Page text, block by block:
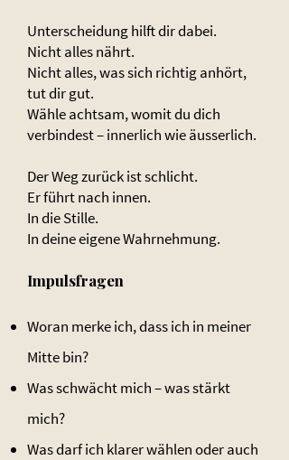
Unterscheidung hilft dir dabei.
Nicht alles nährt.
Nicht alles, was sich richtig anhört,
tut dir gut.
Wähle achtsam, womit du dich
verbindest – innerlich wie äusserlich.
Der Weg zurück ist schlicht.
Er führt nach innen.
In die Stille.
In deine eigene Wahrnehmung.
Impulsfragen
Woran merke ich, dass ich in meiner
Mitte bin?
Was schwächt mich – was stärkt
mich?
Was darf ich klarer wählen oder auch